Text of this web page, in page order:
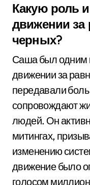
Какую роль
движении за
черных?
Саша был одним
движении за
передавали
сопровождают
людей. Он
митингах,
изменению
движение было
голосом